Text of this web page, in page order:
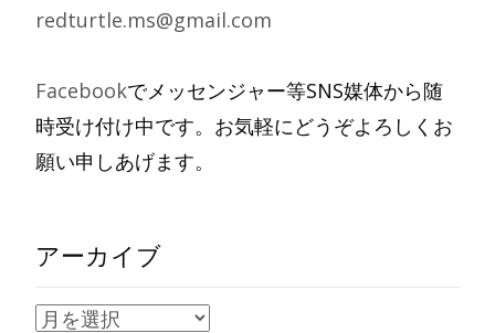
redturtle.ms@gmail.com
Facebookでメッセンジャー等SNS媒体から随
時受け付け中です。お気軽にどうぞよろしくお
願い申しあげます。
アーカイブ
ア